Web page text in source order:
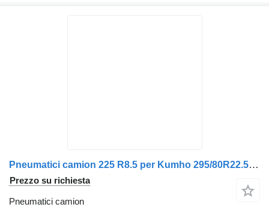
Pneumatici camion 225 R8.5 per Kumho 295/80R22.5 pentru Camion
Prezzo su richiesta
Pneumatici camion